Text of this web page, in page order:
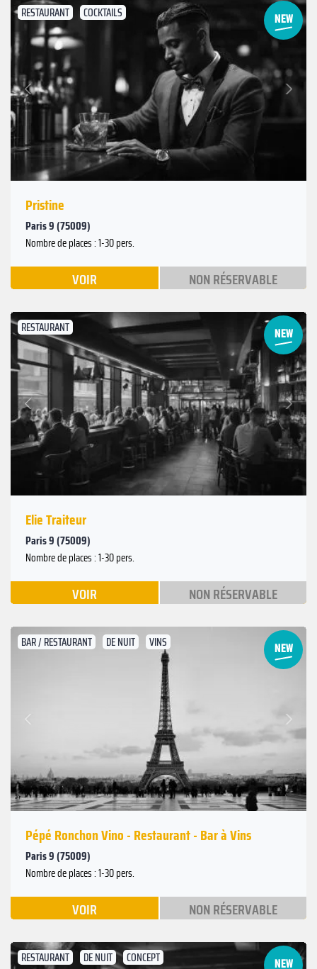
RESTAURANT COCKTAILS
Précédent
Suivant
Pristine
Paris 9 (75009)
Nombre de places : 1-30 pers.
VOIR NON RÉSERVABLE
RESTAURANT
Précédent
Suivant
Elie Traiteur
Paris 9 (75009)
Nombre de places : 1-30 pers.
VOIR NON RÉSERVABLE
BAR / RESTAURANT DE NUIT VINS
Précédent
Suivant
Pépé Ronchon Vino - Restaurant - Bar à Vins
Paris 9 (75009)
Nombre de places : 1-30 pers.
VOIR NON RÉSERVABLE
RESTAURANT DE NUIT CONCEPT